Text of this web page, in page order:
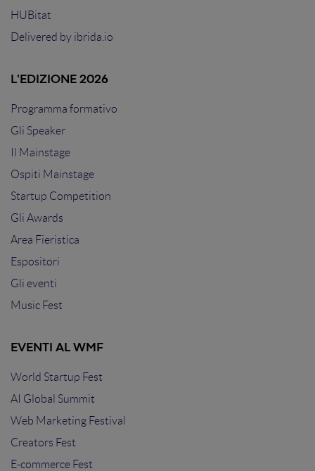
HUBitat
Delivered by ibrida.io
L'EDIZIONE 2026
Programma formativo
Gli Speaker
Il Mainstage
Ospiti Mainstage
Startup Competition
Gli Awards
Area Fieristica
Espositori
Gli eventi
Music Fest
EVENTI AL WMF
World Startup Fest
AI Global Summit
Web Marketing Festival
Creators Fest
E-commerce Fest